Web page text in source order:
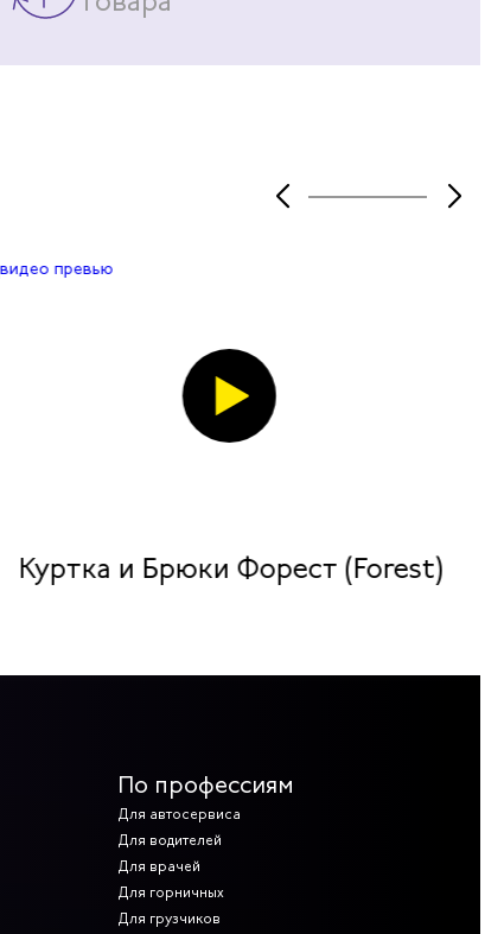
Куртка и Брюки Форест (Forest)
По профессиям
Для автосервиса
Для водителей
Для врачей
Для горничных
Для грузчиков